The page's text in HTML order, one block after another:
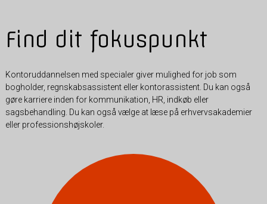
Find dit fokuspunkt
Kontoruddannelsen med specialer giver mulighed for job som
bogholder, regnskabsassistent eller kontorassistent. Du kan også
gøre karriere inden for kommunikation, HR, indkøb eller
sagsbehandling. Du kan også vælge at læse på erhvervsakademier
eller professionshøjskoler.